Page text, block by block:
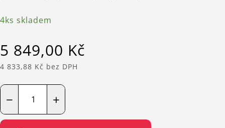
4ks skladem
5 849,00 Kč
4 833,88 Kč bez DPH
+
−